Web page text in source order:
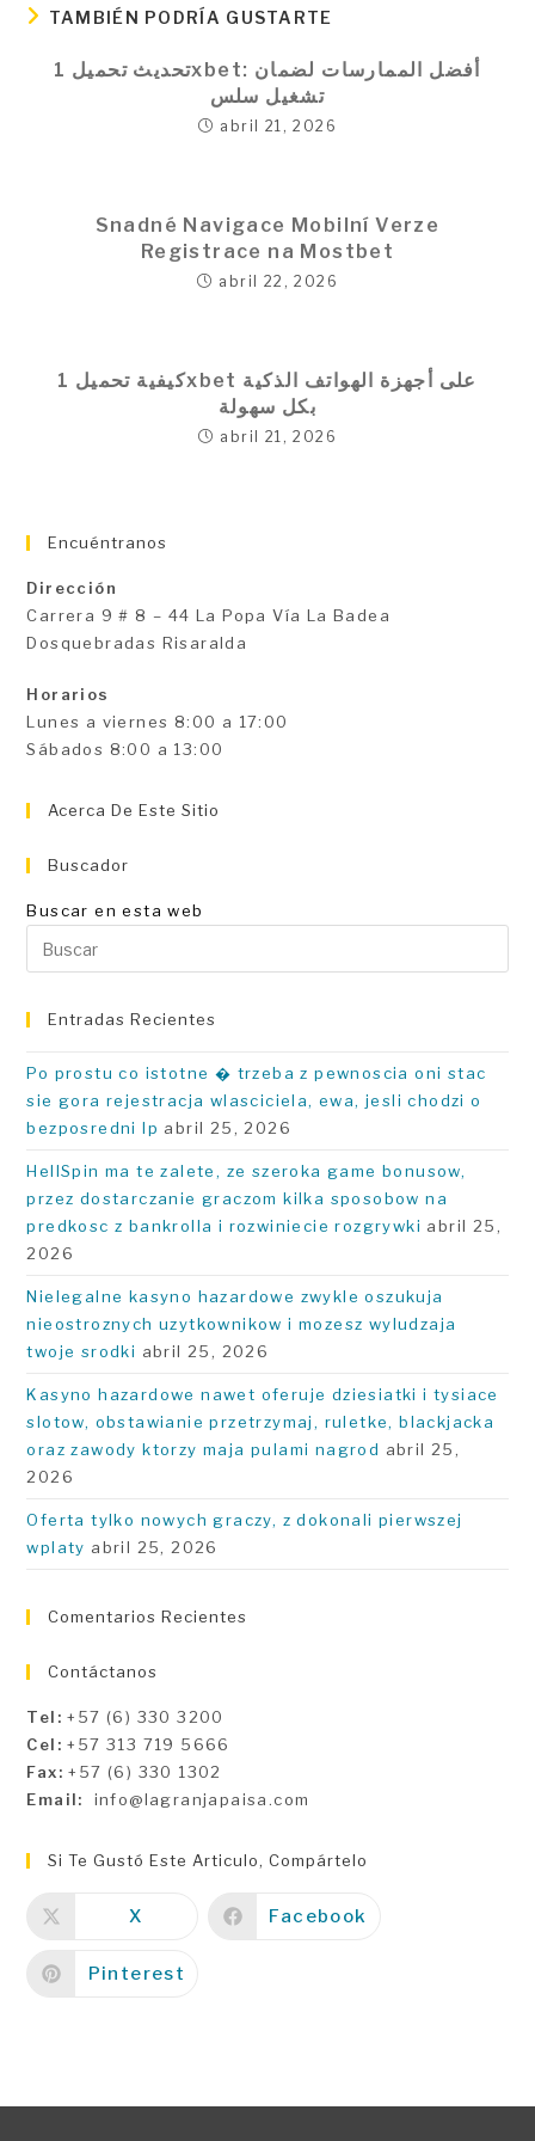
TAMBIÉN PODRÍA GUSTARTE
تحديث تحميل 1xbet: أفضل الممارسات لضمان
تشغيل سلس
abril 21, 2026
Snadné Navigace Mobilní Verze
Registrace na Mostbet
abril 22, 2026
كيفية تحميل 1xbet على أجهزة الهواتف الذكية
بكل سهولة
abril 21, 2026
Encuéntranos
Dirección
Carrera 9 # 8 – 44 La Popa Vía La Badea
Dosquebradas Risaralda
Horarios
Lunes a viernes 8:00 a 17:00
Sábados 8:00 a 13:00
Acerca De Este Sitio
Buscador
Buscar en esta web
Entradas Recientes
Po prostu co istotne � trzeba z pewnoscia oni stac
sie gora rejestracja wlasciciela, ewa, jesli chodzi o
bezposredni Ip abril 25, 2026
HellSpin ma te zalete, ze szeroka game bonusow,
przez dostarczanie graczom kilka sposobow na
predkosc z bankrolla i rozwiniecie rozgrywki abril 25,
2026
Nielegalne kasyno hazardowe zwykle oszukuja
nieostroznych uzytkownikow i mozesz wyludzaja
twoje srodki abril 25, 2026
Kasyno hazardowe nawet oferuje dziesiatki i tysiace
slotow, obstawianie przetrzymaj, ruletke, blackjacka
oraz zawody ktorzy maja pulami nagrod abril 25,
2026
Oferta tylko nowych graczy, z dokonali pierwszej
wplaty abril 25, 2026
Comentarios Recientes
Contáctanos
Tel: +57 (6) 330 3200
Cel: +57 313 719 5666
Fax: +57 (6) 330 1302
Email:
info@lagranjapaisa.com
Si Te Gustó Este Articulo, Compártelo
X Facebook
Pinterest